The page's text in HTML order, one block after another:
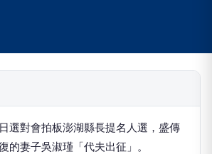
選對會拍板澎湖縣長提名人選，盛傳
的妻子吳淑瑾「代夫出征」。